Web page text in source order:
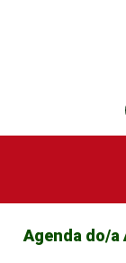
Agenda do/a